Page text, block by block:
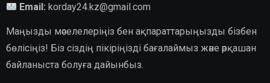
Email: korday24.kz@gmail.com
Маңызды мәселелеріңіз бен ақпараттарыңызды бізбен
бөлісіңіз! Біз сіздің пікіріңізді бағалаймыз және әрқашан
байланыста болуға дайынбыз.